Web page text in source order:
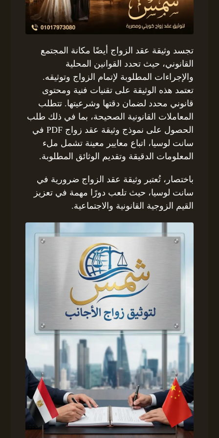
تجسد وثيقة عقد الزواج أيضًا مكانة المجتمع
القانوني، حيث تحدد القوانين المحلية
والإجراءات المطلوبة لإتمام الزواج وتوثيقه.
تعتمد هذه الوثيقة على تقنيات فنية ومحتوى
قانوني محدد لضمان دقتها وشرعيتها. تتطلب
المعاملات القانونية الصحيحة، بما في ذلك طلب
الحصول على نموذج وثيقة عقد زواج PDF في
سانت لوسيا، اتباع معايير معينة تشمل ملء
المعلومات الدقيقة وتقديم الوثائق المطلوبة.
باختصار، تُعتبر وثيقة عقد الزواج ضرورية في
سانت لوسيا، حيث تلعب دورًا مهمة في تعزيز
القيم الزوجية القانونية والاجتماعية.